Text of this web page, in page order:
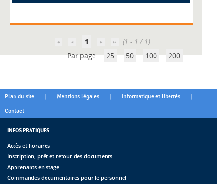
1
(1 - 1 / 1)
Par page : 25 50 100 200
Plan du site | Mentions légales | Informatique et libertés |
Contact
INFOS PRATIQUES
Accès et horaires
Inscription, prêt et retour des documents
Apprenants en stage
Commandes documentaires pour le personnel